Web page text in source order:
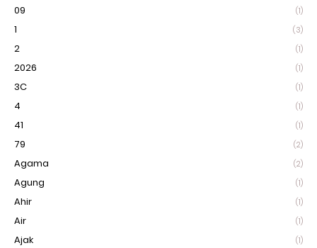
09 (1)
1 (3)
2 (1)
2026 (1)
3C (1)
4 (1)
41 (1)
79 (2)
Agama (2)
Agung (1)
Ahir (1)
Air (1)
Ajak (1)